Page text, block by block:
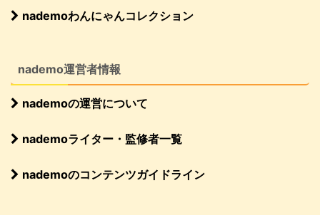
nademoわんにゃんコレクション
nademo運営者情報
nademoの運営について
nademoライター・監修者一覧
nademoのコンテンツガイドライン